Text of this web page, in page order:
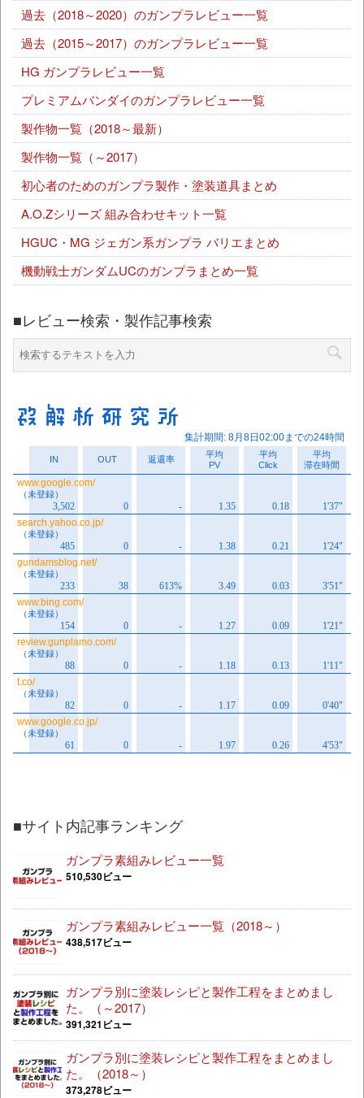
過去（2018～2020）のガンプラレビュー一覧
過去（2015～2017）のガンプラレビュー一覧
HG ガンプラレビュー一覧
プレミアムバンダイのガンプラレビュー一覧
製作物一覧（2018～最新）
製作物一覧（～2017）
初心者のためのガンプラ製作・塗装道具まとめ
A.O.Zシリーズ 組み合わせキット一覧
HGUC・MG ジェガン系ガンプラ バリエまとめ
機動戦士ガンダムUCのガンプラまとめ一覧
■レビュー検索・製作記事検索
■サイト内記事ランキング
ガンプラ素組みレビュー一覧
510,530ビュー
ガンプラ素組みレビュー一覧（2018～）
438,517ビュー
ガンプラ別に塗装レシピと製作工程をまとめまし
た。（～2017）
391,321ビュー
ガンプラ別に塗装レシピと製作工程をまとめまし
た。（2018～）
373,278ビュー